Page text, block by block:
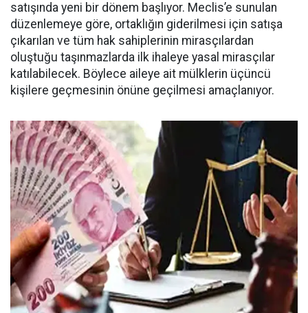
satışında yeni bir dönem başlıyor. Meclis’e sunulan
düzenlemeye göre, ortaklığın giderilmesi için satışa
çıkarılan ve tüm hak sahiplerinin mirasçılardan
oluştuğu taşınmazlarda ilk ihaleye yasal mirasçılar
katılabilecek. Böylece aileye ait mülklerin üçüncü
kişilere geçmesinin önüne geçilmesi amaçlanıyor.